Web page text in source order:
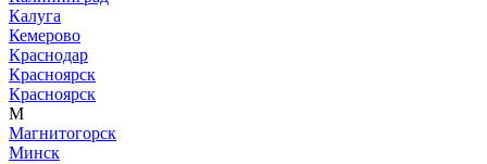
Калуга
Кемерово
Краснодар
Красноярск
Красноярск
М
Магнитогорск
Минск